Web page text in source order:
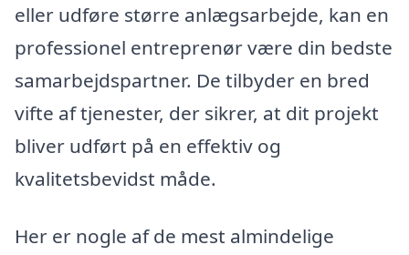
eller udføre større anlægsarbejde, kan en
professionel entreprenør være din bedste
samarbejdspartner. De tilbyder en bred
vifte af tjenester, der sikrer, at dit projekt
bliver udført på en effektiv og
kvalitetsbevidst måde.
Her er nogle af de mest almindelige